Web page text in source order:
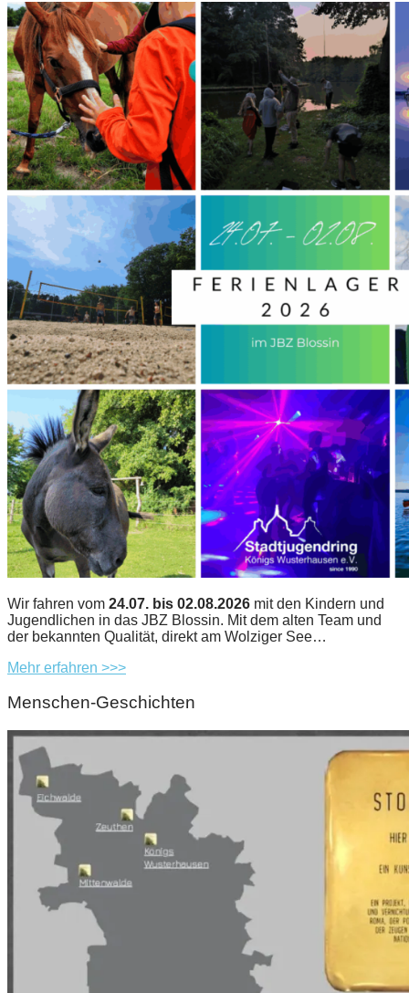
Wir fahren vom 24.07. bis 02.08.2026 mit den Kindern und
Jugendlichen in das JBZ Blossin. Mit dem alten Team und
der bekannten Qualität, direkt am Wolziger See…
Mehr erfahren >>>
Menschen-Geschichten